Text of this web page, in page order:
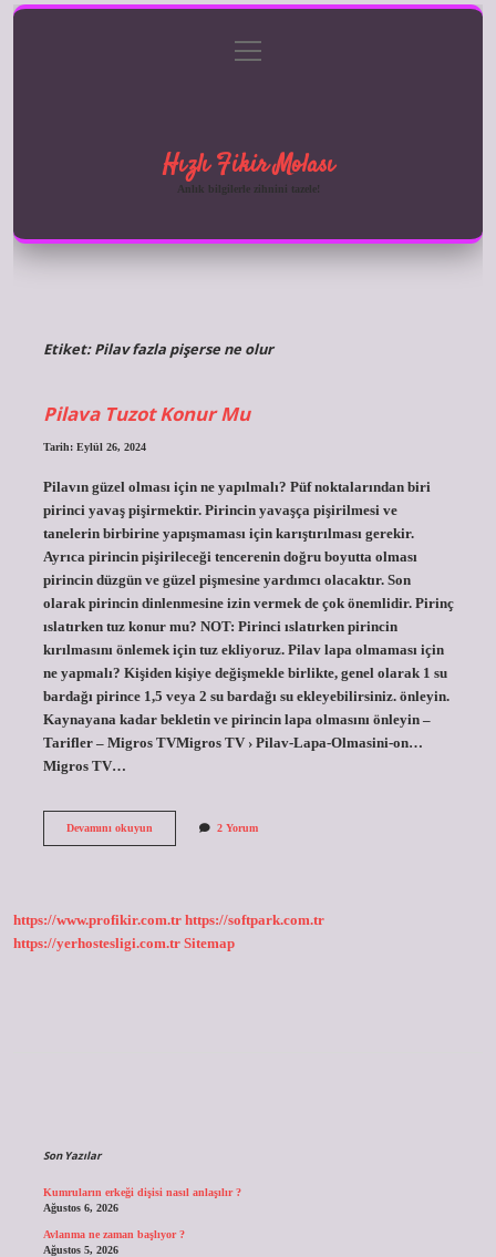
Gizlilik Politikası
menüyü
aç
Hızlı Fikir Molası
Anlık bilgilerle zihnini tazele!
Etiket:Pilav fazla pişerse ne olur
Pilava Tuzot Konur Mu
Tarih: Eylül 26, 2024
Pilavın güzel olması için ne yapılmalı? Püf noktalarından biri
pirinci yavaş pişirmektir. Pirincin yavaşça pişirilmesi ve
tanelerin birbirine yapışmaması için karıştırılması gerekir.
Ayrıca pirincin pişirileceği tencerenin doğru boyutta olması
pirincin düzgün ve güzel pişmesine yardımcı olacaktır. Son
olarak pirincin dinlenmesine izin vermek de çok önemlidir. Pirinç
ıslatırken tuz konur mu? NOT: Pirinci ıslatırken pirincin
kırılmasını önlemek için tuz ekliyoruz. Pilav lapa olmaması için
ne yapmalı? Kişiden kişiye değişmekle birlikte, genel olarak 1 su
bardağı pirince 1,5 veya 2 su bardağı su ekleyebilirsiniz. önleyin.
Kaynayana kadar bekletin ve pirincin lapa olmasını önleyin –
Tarifler – Migros TVMigros TV › Pilav-Lapa-Olmasini-on…
Migros TV…
Devamını okuyunPilava
2 Yorum
https://www.profikir.com.tr https://softpark.com.tr
https://yerhostesligi.com.tr Sitemap
Son Yazılar
Kumruların erkeği dişisi nasıl anlaşılır ?
Ağustos 6, 2026
Avlanma ne zaman başlıyor ?
Ağustos 5, 2026